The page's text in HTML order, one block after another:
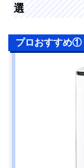
選
プロおすすめ①